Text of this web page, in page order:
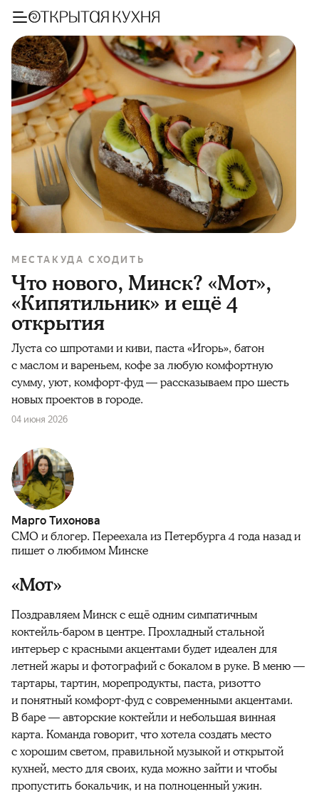
МЕСТА КУДА СХОДИТЬ
Что нового, Минск? «Мот»,
«Кипятильник» и ещё 4
открытия
Луста со шпротами и киви, паста «Игорь», батон
с маслом и вареньем, кофе за любую комфортную
сумму, уют, комфорт-фуд — рассказываем про шесть
новых проектов в городе.
04 июня 2026
Марго Тихонова
СМО и блогер. Переехала из Петербурга 4 года назад и
пишет о любимом Минске
«Мот»
Поздравляем Минск с ещё одним симпатичным
коктейль-баром в центре. Прохладный стальной
интерьер с красными акцентами будет идеален для
летней жары и фотографий с бокалом в руке. В меню —
тартары, тартин, морепродукты, паста, ризотто
и понятный комфорт-фуд с современными акцентами.
В баре — авторские коктейли и небольшая винная
карта. Команда говорит, что хотела создать место
с хорошим светом, правильной музыкой и открытой
кухней, место для своих, куда можно зайти и чтобы
пропустить бокальчик, и на полноценный ужин.